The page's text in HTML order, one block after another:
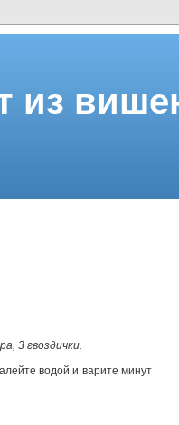
из
3 гвоздички.
водой и варите минут